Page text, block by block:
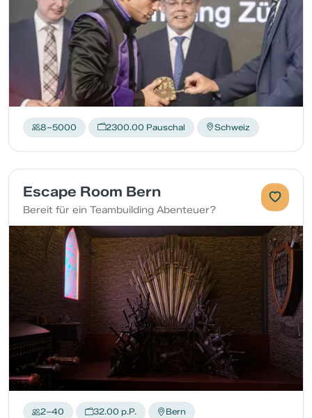
8–5000 2300.00 Pauschal Schweiz
Escape Room Bern
Bereit für ein Teambuilding Abenteuer?
2–40 32.00 p.P. Bern